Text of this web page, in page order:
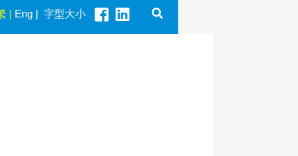
| Eng | 字型大小